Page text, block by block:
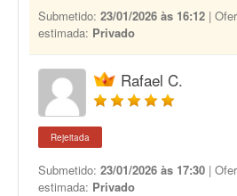
Submetido: 23/01/2026 às 16:12 |
estimada: Privado
Rafael C.
Rejeitada
Submetido: 23/01/2026 às 17:30 |
estimada: Privado